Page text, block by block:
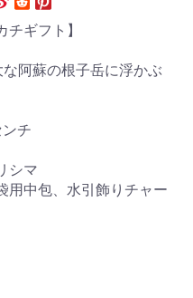
チギフト】
阿蘇の根子岳に浮かぶ
センチ
シマ
用中包、水引飾りチャー